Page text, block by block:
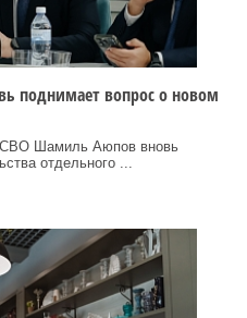
поднимает вопрос о новом
СВО Шамиль Аюпов вновь
отдельного ...